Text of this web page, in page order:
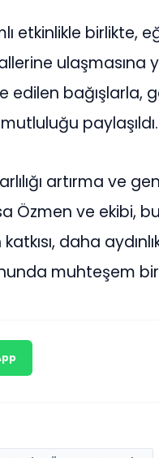
etkinlikle birlikte,
ulaşmasına
bağışlarla,
paylaşıldı.
artırma ve
Özmen ve ekibi,
daha
muhteşem